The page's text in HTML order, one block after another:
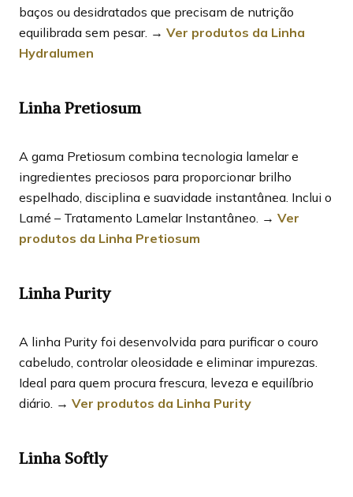
baços ou desidratados que precisam de nutrição
equilibrada sem pesar. → Ver produtos da Linha
Hydralumen
Linha Pretiosum
A gama Pretiosum combina tecnologia lamelar e
ingredientes preciosos para proporcionar brilho
espelhado, disciplina e suavidade instantânea. Inclui o
Lamé – Tratamento Lamelar Instantâneo. → Ver
produtos da Linha Pretiosum
Linha Purity
A linha Purity foi desenvolvida para purificar o couro
cabeludo, controlar oleosidade e eliminar impurezas.
Ideal para quem procura frescura, leveza e equilíbrio
diário. → Ver produtos da Linha Purity
Linha Softly